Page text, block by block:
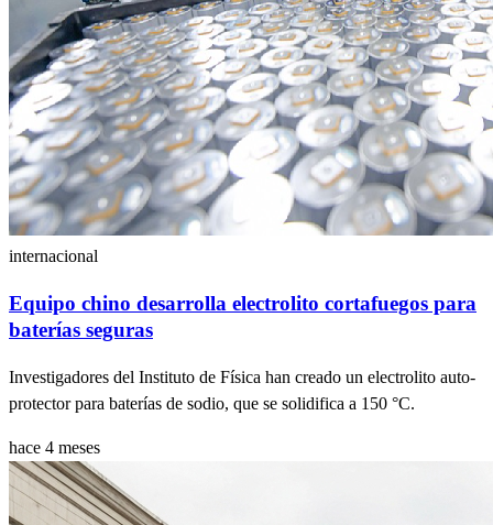
internacional
Equipo chino desarrolla electrolito cortafuegos para
baterías seguras
Investigadores del Instituto de Física han creado un electrolito auto-
protector para baterías de sodio, que se solidifica a 150 °C.
hace 4 meses